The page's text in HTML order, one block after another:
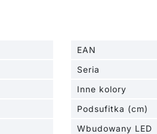
EAN
Seria
Inne kolory
Podsufitka (cm)
Wbudowany LED